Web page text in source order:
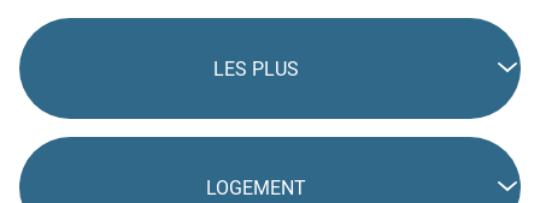
LES PLUS
LOGEMENT